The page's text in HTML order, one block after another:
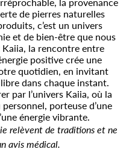
de pierres naturelles
c’est un univers
et de bien-être que nous
la rencontre entre
positive crée une
quotidien, en invitant
dans chaque instant.
par l’univers Kaiia, où la
porteuse d’une
énergie vibrante.
relèvent de traditions et ne
avis médical.